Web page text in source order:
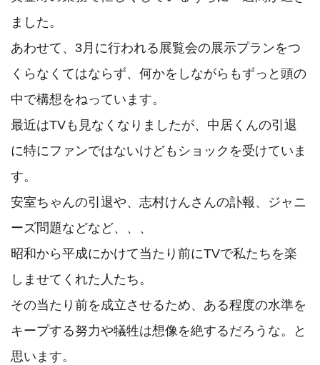
ました。
あわせて、3月に行われる展覧会の展示プランをつ
くらなくてはならず、何かをしながらもずっと頭の
中で構想をねっています。
最近はTVも見なくなりましたが、中居くんの引退
に特にファンではないけどもショックを受けていま
す。
安室ちゃんの引退や、志村けんさんの訃報、ジャニ
ーズ問題などなど、、、
昭和から平成にかけて当たり前にTVで私たちを楽
しませてくれた人たち。
その当たり前を成立させるため、ある程度の水準を
キープする努力や犠牲は想像を絶するだろうな。と
思います。